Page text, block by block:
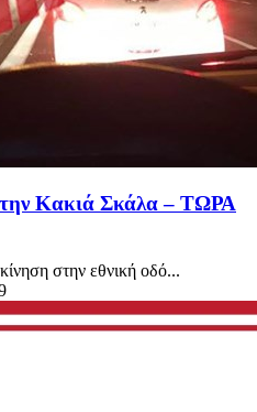
Κακιά Σκάλα – ΤΩΡΑ
στην εθνική οδό...